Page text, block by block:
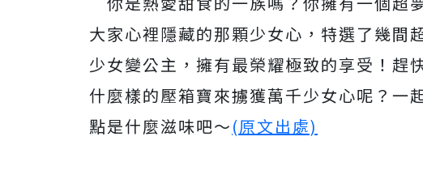
大家心裡隱藏的那顆少女心，特選了幾間
少女變公主，擁有最榮耀極致的享受！趕
什麼樣的壓箱寶來擄獲萬千少女心呢？
點是什麼滋味吧～(原文出處)